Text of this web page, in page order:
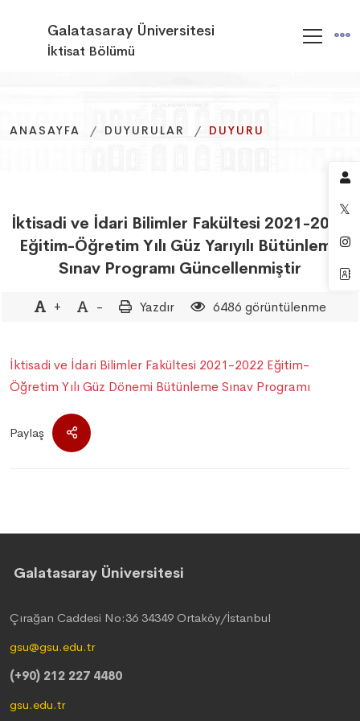
Galatasaray Üniversitesi
İktisat Bölümü
ANASAYFA DUYURULAR DUYURU
ANASAYFA DUYURULAR DUYURU
ANASAYFA DUYURULAR DUYURU
İktisadi ve İdari Bilimler Fakültesi 2021-2022
Eğitim-Öğretim Yılı Güz Yarıyılı Bütünleme
Sınav Programı Güncellenmiştir
+ - Yazdır 6486 görüntülenme
İktisadi ve İdari Bilimler Fakültesi 2021-2022 Eğitim-
Öğretim Yılı Güz Dönemi Bütünleme Sınav Programı
Paylaş
Galatasaray Üniversitesi
Çırağan Caddesi No:36 34349 Ortaköy/İstanbul
gsu@gsu.edu.tr
(+90) 212 227 4480
gsu.edu.tr